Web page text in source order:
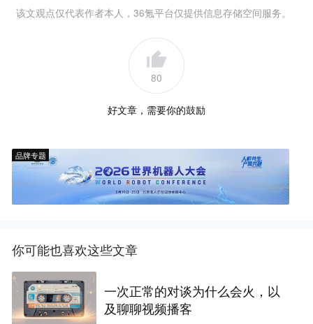
该文观点仅代表作者本人，36氪平台仅提供信息存储空间服务。
80
好文章，需要你的鼓励
品牌专题
你可能也喜欢这些文章
一次正常的对谈为什么会火，以
及聊聊视频播客